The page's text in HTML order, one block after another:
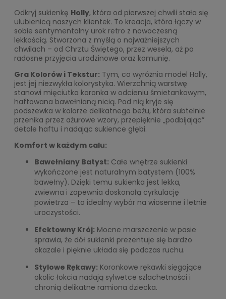
Odkryj sukienkę Holly, która od pierwszej chwili stała się
ulubienicą naszych klientek. To kreacja, która łączy w
sobie sentymentalny urok retro z nowoczesną
lekkością. Stworzona z myślą o najważniejszych
chwilach – od Chrztu Świętego, przez wesela, aż po
radosne przyjęcia urodzinowe oraz komunię.
Gra Kolorów i Tekstur: Tym, co wyróżnia model Holly,
jest jej niezwykła kolorystyka. Wierzchnią warstwę
stanowi mięciutka koronka w odcieniu śmietankowym,
haftowana bawełnianą nicią. Pod nią kryje się
podszewka w kolorze delikatnego beżu, która subtelnie
przenika przez ażurowe wzory, przepięknie „podbijając”
detale haftu i nadając sukience głębi.
Komfort w każdym calu:
Bawełniany Batyst: Całe wnętrze sukienki
wykończone jest naturalnym batystem (100%
bawełny). Dzięki temu sukienka jest lekka,
zwiewna i zapewnia doskonałą cyrkulację
powietrza – to idealny wybór na wiosenne i letnie
uroczystości.
Efektowny Krój: Mocne marszczenie w pasie
sprawia, że dół sukienki prezentuje się bardzo
okazale i pięknie układa się podczas ruchu.
Stylowe Rękawy: Koronkowe rękawki sięgające
okolic łokcia nadają sylwetce szlachetności i
chronią delikatne ramiona dziecka.